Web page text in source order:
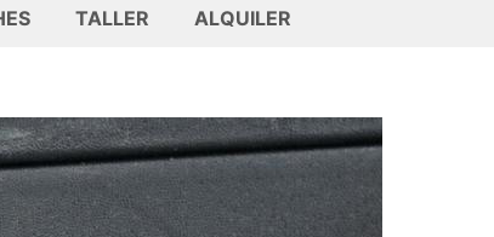
TALLER ALQUILER